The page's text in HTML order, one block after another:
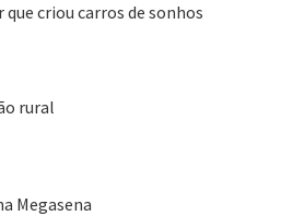
criou carros de sonhos
rural
Megasena